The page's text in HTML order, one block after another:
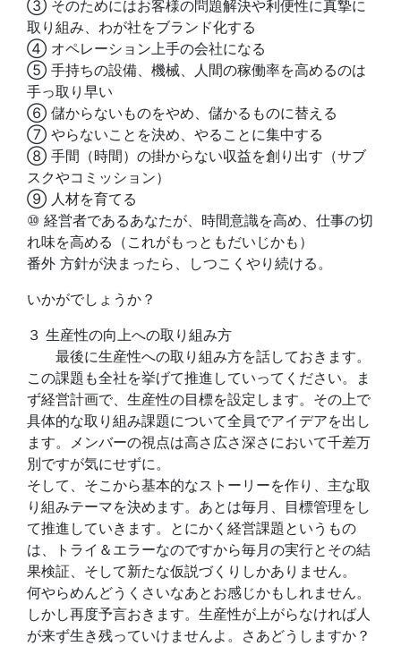
③ そのためにはお客様の問題解決や利便性に真摯に
取り組み、わが社をブランド化する
➃ オペレーション上手の会社になる
⑤ 手持ちの設備、機械、人間の稼働率を高めるのは
手っ取り早い
⑥ 儲からないものをやめ、儲かるものに替える
⑦ やらないことを決め、やることに集中する
⑧ 手間（時間）の掛からない収益を創り出す（サブ
スクやコミッション）
⑨ 人材を育てる
⑩ 経営者であるあなたが、時間意識を高め、仕事の切
れ味を高める（これがもっともだいじかも）
番外 方針が決まったら、しつこくやり続ける。
いかがでしょうか？
３ 生産性の向上への取り組み方
最後に生産性への取り組み方を話しておきます。
この課題も全社を挙げて推進していってください。ま
ず経営計画で、生産性の目標を設定します。その上で
具体的な取り組み課題について全員でアイデアを出し
ます。メンバーの視点は高さ広さ深さにおいて千差万
別ですが気にせずに。
そして、そこから基本的なストーリーを作り、主な取
り組みテーマを決めます。あとは毎月、目標管理をし
て推進していきます。とにかく経営課題というもの
は、トライ＆エラーなのですから毎月の実行とその結
果検証、そして新たな仮説づくりしかありません。
何やらめんどうくさいなあとお感じかもしれません。
しかし再度予言おきます。生産性が上がらなければ人
が来ず生き残っていけませんよ。さあどうしますか？